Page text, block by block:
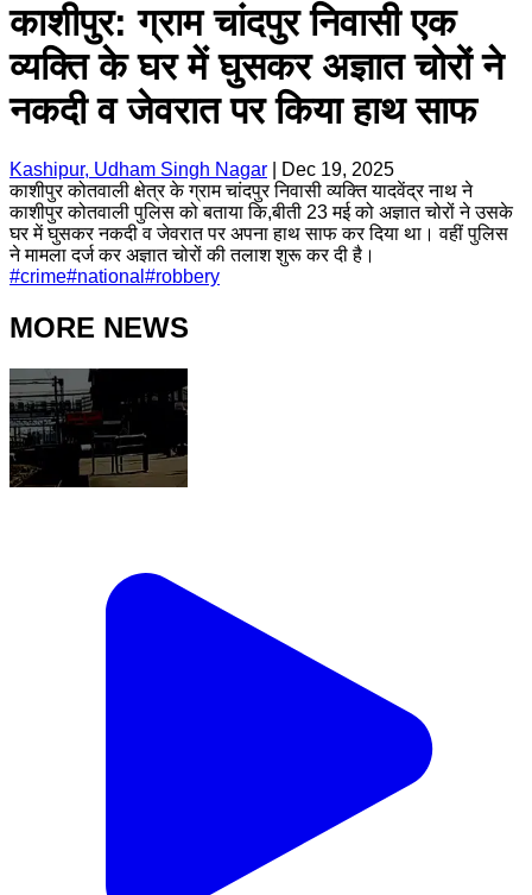
काशीपुर: ग्राम चांदपुर निवासी एक
व्यक्ति के घर में घुसकर अज्ञात चोरों ने
नकदी व जेवरात पर किया हाथ साफ
Kashipur, Udham Singh Nagar
Dec 19, 2025
काशीपुर कोतवाली क्षेत्र के ग्राम चांदपुर निवासी व्यक्ति यादवेंद्र नाथ ने
काशीपुर कोतवाली पुलिस को बताया कि,बीती 23 मई को अज्ञात चोरों ने उसके
घर में घुसकर नकदी व जेवरात पर अपना हाथ साफ कर दिया था। वहीं पुलिस
ने मामला दर्ज कर अज्ञात चोरों की तलाश शुरू कर दी है।
#crime#national #robbery
MORE NEWS